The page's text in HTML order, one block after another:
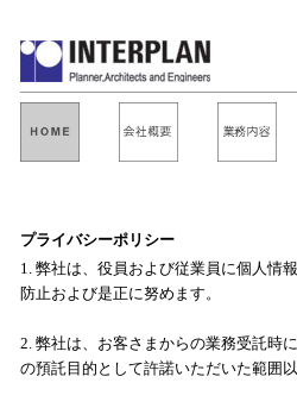
プライバシーポリシー
1. 弊社は、役員および従業員に個人情
防止および是正に努めます。
2. 弊社は、お客さまからの業務受託時
の預託目的として許諾いただいた範囲